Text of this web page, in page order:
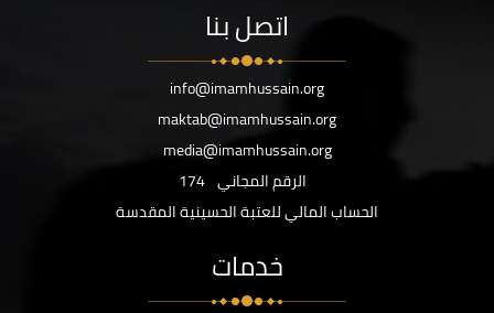
اتصل بنا
info@imamhussain.org
maktab@imamhussain.org
media@imamhussain.org
الرقم المجاني 174
الحساب المالي للعتبة الحسينية المقدسة
خدمات